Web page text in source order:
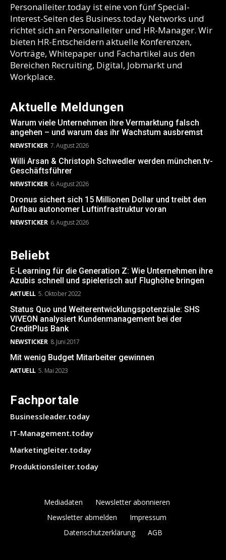
Personalleiter.today ist eine von fünf Special-
Interest-Seiten des Business.today Networks und
richtet sich an Personalleiter und HR-Manager. Wir
bieten HR-Entscheidern aktuelle Konferenzen,
Vorträge, Whitepaper und Fachartikel aus den
Bereichen Recruiting, Digital, Jobmarkt und
Workplace.
Aktuelle Meldungen
Warum viele Unternehmen ihre Vermarktung falsch
angehen – und warum das ihr Wachstum ausbremst
NEWSTICKER 7. August 2026
Willi Arsan & Christoph Schwedler werden münchen.tv-
Geschäftsführer
NEWSTICKER 6. August 2026
Dronus sichert sich 15 Millionen Dollar und treibt den
Aufbau autonomer Luftinfrastruktur voran
NEWSTICKER 6. August 2026
Beliebt
E-Learning für die Generation Z: Wie Unternehmen ihre
Azubis schnell und spielerisch auf Flughöhe bringen
AKTUELL 5. Oktober 2022
Status Quo und Weiterentwicklungspotenziale: SHS
VIVEON analysiert Kundenmanagement bei der
CreditPlus Bank
NEWSTICKER 8. Juni 2017
Mit wenig Budget Mitarbeiter gewinnen
AKTUELL 5. Mai 2023
Fachportale
Businessleader.today
IT-Management.today
Marketingleiter.today
Produktionsleiter.today
Mediadaten
Newsletter abonnieren
Newsletter abmelden
Impressum
Datenschutzerklärung
AGB